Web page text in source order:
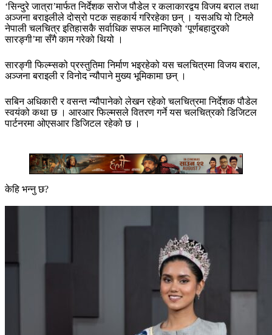
‘सिन्दुरे जात्रा’मार्फत निर्देशक सरोज पौडेल र कलाकारद्वय विजय बराल तथा
अञ्जना बराइलीले दोस्रो पटक सहकार्य गरिरहेका छन् । यसअघि यो टिमले
नेपाली चलचित्र इतिहासकै सर्वाधिक सफल मानिएको ‘पूर्णबहादुरको
सारङ्गी’मा सँगै काम गरेको थियो ।
सारङ्गी फिल्म्सको प्रस्तुतिमा निर्माण भइरहेको यस चलचित्रमा विजय बराल,
अञ्जना बराइली र विनोद न्यौपाने मुख्य भूमिकामा छन् ।
सबिन अधिकारी र वसन्त न्यौपानेको लेखन रहेको चलचित्रमा निर्देशक पौडेल
स्वयंको कथा छ । आरआर फिल्मसले वितरण गर्ने यस चलचित्रको डिजिटल
पार्टनरमा ओएसआर डिजिटल रहेको छ ।
केहि भन्नु छ?